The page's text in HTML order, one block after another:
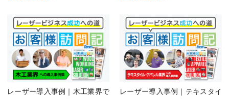
レーザー導入事例｜木工業界で
レーザー導入事例｜テキスタイ